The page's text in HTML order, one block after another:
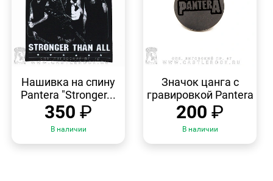
Нашивка на спину
Pantera "Stronger...
350 ₽
В наличии
Значок цанга с
гравировкой Pantera
200 ₽
В наличии